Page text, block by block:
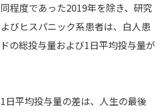
程度であった2019年を除き、研究
びヒスパニック系患者は、白人患
の総投与量および1日平均投与量が
1日平均投与量の差は、人生の最後